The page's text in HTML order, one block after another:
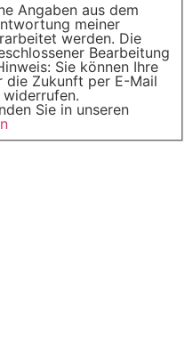
Angaben aus dem
meiner
werden. Die
Bearbeitung
Sie können Ihre
die Zukunft per E-Mail
Sie in unseren